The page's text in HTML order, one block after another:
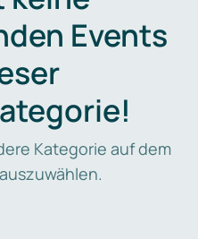
Events
Kategorie auf dem
auszuwählen.